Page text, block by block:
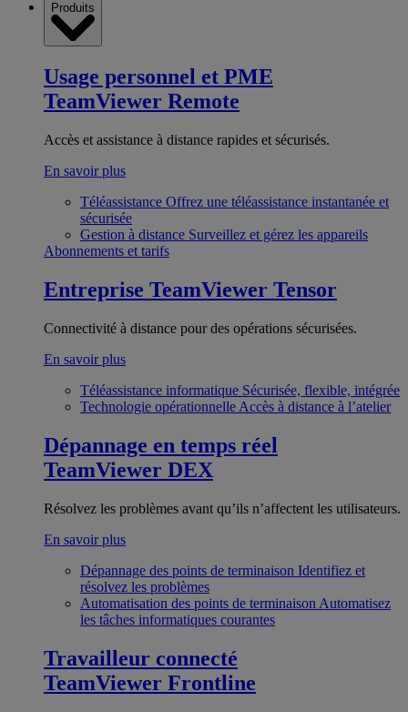
Produits
Usage personnel et PME
TeamViewer Remote
Accès et assistance à distance rapides et sécurisés.
En savoir plus
Téléassistance Offrez une téléassistance instantanée et
sécurisée
Gestion à distance Surveillez et gérez les appareils
Abonnements et tarifs
Entreprise TeamViewer Tensor
Connectivité à distance pour des opérations sécurisées.
En savoir plus
Téléassistance informatique Sécurisée, flexible, intégrée
Technologie opérationnelle Accès à distance à l’atelier
Dépannage en temps réel
TeamViewer DEX
Résolvez les problèmes avant qu’ils n’affectent les utilisateurs.
En savoir plus
Dépannage des points de terminaison Identifiez et
résolvez les problèmes
Automatisation des points de terminaison Automatisez
les tâches informatiques courantes
Travailleur connecté
TeamViewer Frontline